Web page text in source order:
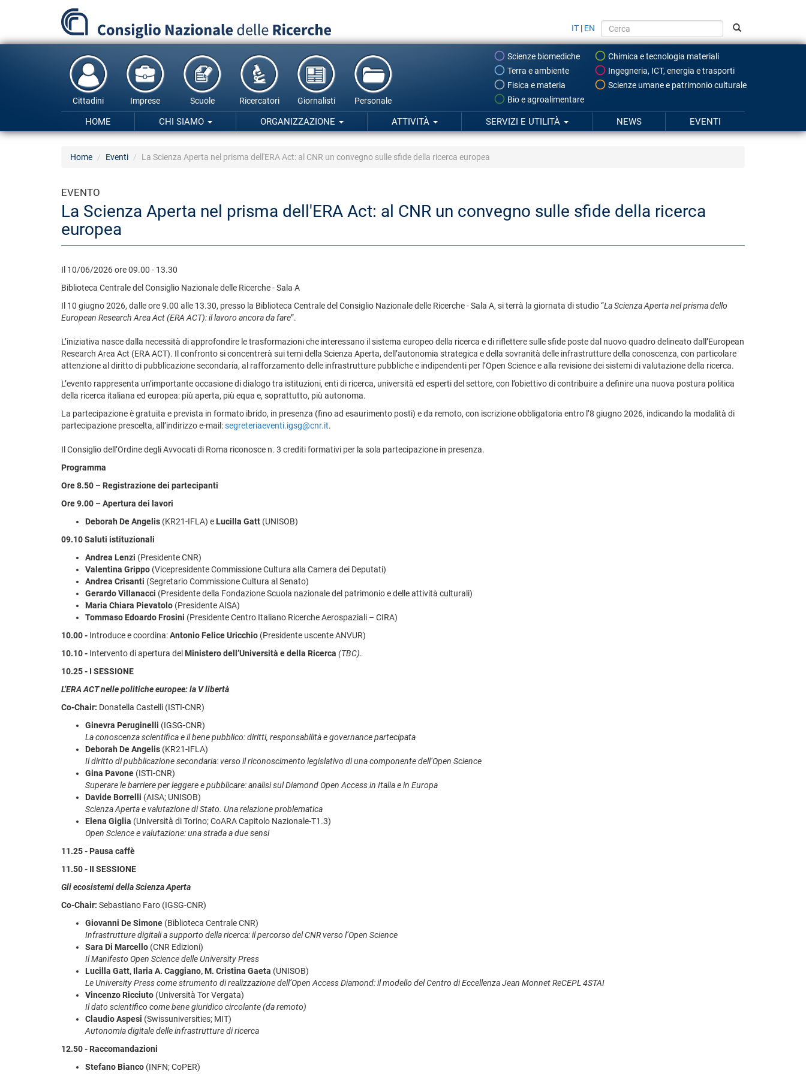
principale
IT | EN
Scienze biomediche
Chimica e tecnologia materiali
Terra e ambiente
Ingegneria, ICT, energia e trasporti
Fisica e materia
Scienze umane e patrimonio culturale
Bio e agroalimentare
Cittadini Imprese Scuole Ricercatori Giornalisti Personale
HOME CHI SIAMO ORGANIZZAZIONE ATTIVITÀ SERVIZI E UTILITÀ NEWS EVENTI
Home Eventi La Scienza Aperta nel prisma dell'ERA Act: al CNR un convegno sulle sfide della ricerca europea
EVENTO
La Scienza Aperta nel prisma dell'ERA Act: al CNR un convegno sulle sfide della ricerca
europea
Il 10/06/2026 ore 09.00 - 13.30
Biblioteca Centrale del Consiglio Nazionale delle Ricerche - Sala A
Il 10 giugno 2026, dalle ore 9.00 alle 13.30, presso la Biblioteca Centrale del Consiglio Nazionale delle Ricerche - Sala A, si terrà la giornata di studio “La Scienza Aperta nel prisma dello
European Research Area Act (ERA ACT): il lavoro ancora da fare”.
L’iniziativa nasce dalla necessità di approfondire le trasformazioni che interessano il sistema europeo della ricerca e di riflettere sulle sfide poste dal nuovo quadro delineato dall’European
Research Area Act (ERA ACT). Il confronto si concentrerà sui temi della Scienza Aperta, dell’autonomia strategica e della sovranità delle infrastrutture della conoscenza, con particolare
attenzione al diritto di pubblicazione secondaria, al rafforzamento delle infrastrutture pubbliche e indipendenti per l’Open Science e alla revisione dei sistemi di valutazione della ricerca.
L’evento rappresenta un’importante occasione di dialogo tra istituzioni, enti di ricerca, università ed esperti del settore, con l’obiettivo di contribuire a definire una nuova postura politica
della ricerca italiana ed europea: più aperta, più equa e, soprattutto, più autonoma.
La partecipazione è gratuita e prevista in formato ibrido, in presenza (fino ad esaurimento posti) e da remoto, con iscrizione obbligatoria entro l’8 giugno 2026, indicando la modalità di
partecipazione prescelta, all’indirizzo e-mail:segreteriaeventi.igsg@cnr.it.
Il Consiglio dell’Ordine degli Avvocati di Roma riconosce n. 3 crediti formativi per la sola partecipazione in presenza.
Programma
Ore 8.50 – Registrazione dei partecipanti
Ore 9.00 – Apertura dei lavori
Deborah De Angelis (KR21-IFLA) e Lucilla Gatt (UNISOB)
09.10 Saluti istituzionali
Andrea Lenzi (Presidente CNR)
Valentina Grippo (Vicepresidente Commissione Cultura alla Camera dei Deputati)
Andrea Crisanti (Segretario Commissione Cultura al Senato)
Gerardo Villanacci (Presidente della Fondazione Scuola nazionale del patrimonio e delle attività culturali)
Maria Chiara Pievatolo (Presidente AISA)
Tommaso Edoardo Frosini (Presidente Centro Italiano Ricerche Aerospaziali – CIRA)
10.00 - Introduce e coordina:Antonio Felice Uricchio (Presidente uscente ANVUR)
10.10 - Intervento di apertura del Ministero dell’Università e della Ricerca (TBC).
10.25 - I SESSIONE
L’ERA ACT nelle politiche europee: la V libertà
Co-Chair: Donatella Castelli (ISTI-CNR)
Ginevra Peruginelli (IGSG-CNR)
La conoscenza scientifica e il bene pubblico: diritti, responsabilità e governance partecipata
Deborah De Angelis (KR21-IFLA)
Il diritto di pubblicazione secondaria: verso il riconoscimento legislativo di una componente dell’Open Science
Gina Pavone (ISTI-CNR)
Superare le barriere per leggere e pubblicare: analisi sul Diamond Open Access in Italia e in Europa
Davide Borrelli (AISA; UNISOB)
Scienza Aperta e valutazione di Stato. Una relazione problematica
Elena Giglia (Università di Torino; CoARA Capitolo Nazionale-T1.3)
Open Science e valutazione: una strada a due sensi
11.25 - Pausa caffè
11.50 - II SESSIONE
Gli ecosistemi della Scienza Aperta
Co-Chair: Sebastiano Faro (IGSG-CNR)
Giovanni De Simone (Biblioteca Centrale CNR)
Infrastrutture digitali a supporto della ricerca: il percorso del CNR verso l’Open Science
Sara Di Marcello (CNR Edizioni)
Il Manifesto Open Science delle University Press
Lucilla Gatt, Ilaria A. Caggiano, M. Cristina Gaeta (UNISOB)
Le University Press come strumento di realizzazione dell’Open Access Diamond: il modello del Centro di Eccellenza Jean Monnet ReCEPL 4STAI
Vincenzo Ricciuto (Università Tor Vergata)
Il dato scientifico come bene giuridico circolante(da remoto)
Claudio Aspesi (Swissuniversities; MIT)
Autonomia digitale delle infrastrutture di ricerca
12.50 - Raccomandazioni
Stefano Bianco (INFN; CoPER)